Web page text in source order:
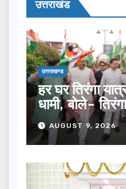
उत्तराखंड
उत्तराखण्ड
हर घर तिरंगा
धामी, बोले-
का प्रतीक
AUGUST 9, 2026